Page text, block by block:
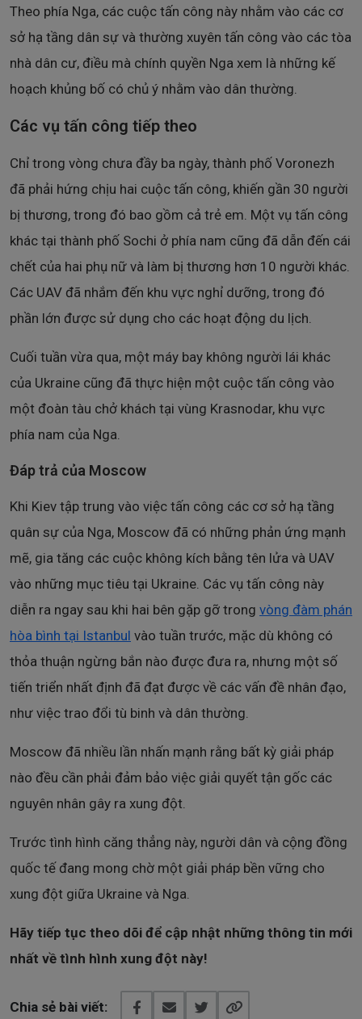
Theo phía Nga, các cuộc tấn công này nhằm vào các cơ
sở hạ tầng dân sự và thường xuyên tấn công vào các tòa
nhà dân cư, điều mà chính quyền Nga xem là những kế
hoạch khủng bố có chủ ý nhằm vào dân thường.
Các vụ tấn công tiếp theo
Chỉ trong vòng chưa đầy ba ngày, thành phố Voronezh
đã phải hứng chịu hai cuộc tấn công, khiến gần 30 người
bị thương, trong đó bao gồm cả trẻ em. Một vụ tấn công
khác tại thành phố Sochi ở phía nam cũng đã dẫn đến cái
chết của hai phụ nữ và làm bị thương hơn 10 người khác.
Các UAV đã nhắm đến khu vực nghỉ dưỡng, trong đó
phần lớn được sử dụng cho các hoạt động du lịch.
Cuối tuần vừa qua, một máy bay không người lái khác
của Ukraine cũng đã thực hiện một cuộc tấn công vào
một đoàn tàu chở khách tại vùng Krasnodar, khu vực
phía nam của Nga.
Đáp trả của Moscow
Khi Kiev tập trung vào việc tấn công các cơ sở hạ tầng
quân sự của Nga, Moscow đã có những phản ứng mạnh
mẽ, gia tăng các cuộc không kích bằng tên lửa và UAV
vào những mục tiêu tại Ukraine. Các vụ tấn công này
diễn ra ngay sau khi hai bên gặp gỡ trong vòng đàm phán
hòa bình tại Istanbul vào tuần trước, mặc dù không có
thỏa thuận ngừng bắn nào được đưa ra, nhưng một số
tiến triển nhất định đã đạt được về các vấn đề nhân đạo,
như việc trao đổi tù binh và dân thường.
Moscow đã nhiều lần nhấn mạnh rằng bất kỳ giải pháp
nào đều cần phải đảm bảo việc giải quyết tận gốc các
nguyên nhân gây ra xung đột.
Trước tình hình căng thẳng này, người dân và cộng đồng
quốc tế đang mong chờ một giải pháp bền vững cho
xung đột giữa Ukraine và Nga.
Hãy tiếp tục theo dõi để cập nhật những thông tin mới
nhất về tình hình xung đột này!
Chia sẻ bài viết: